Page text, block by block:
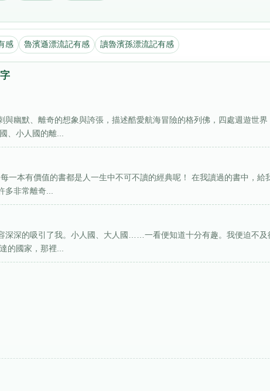
感 魯濱遜漂流記有感 讀魯濱孫漂流記有感
幽默、離奇的想象與誇張，描述酷愛航海冒險的格列佛，四處週遊世界
、小人國的離...
一本有價值的書都是人一生中不可不讀的經典呢！ 在我讀過的書中，給
多非常離奇...
深深的吸引了我。小人國、大人國……一看便知道十分有趣。我便迫不及
的國家，那裡...